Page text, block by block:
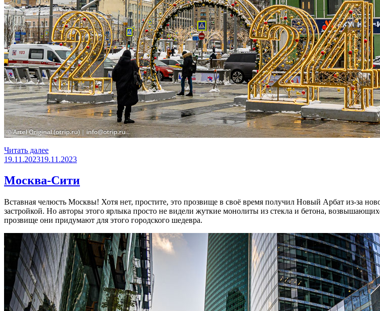
Читать далее«Фотопрогулка
по
в
январе»
Опубликовано
19.11.202319.11.2023
Москва-Сити
Вставная челюсть Москвы! Хотя нет, простите, это прозвище в своё время получил Новый Арбат из-за
застройкой. Но авторы этого ярлыка просто не видели жуткие монолиты из стекла и бетона,
прозвище они придумают для этого городского шедевра.